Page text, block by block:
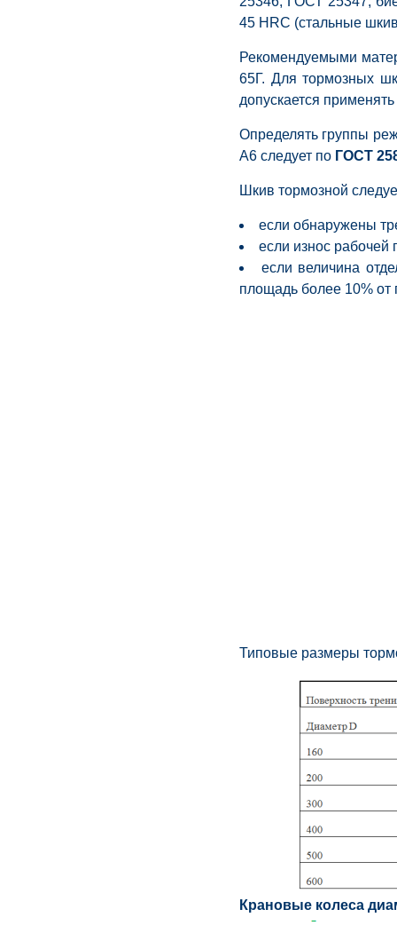
45 HRC (стальные
Рекомендуемыми
65Г. Для тормозных
допускается
Определять группы
А6 следует по ГОСТ
Шкив тормозной
если обнаружены
если износ рабочей
если величина
площадь более 10% от
Типовые размеры
Крановые колеса